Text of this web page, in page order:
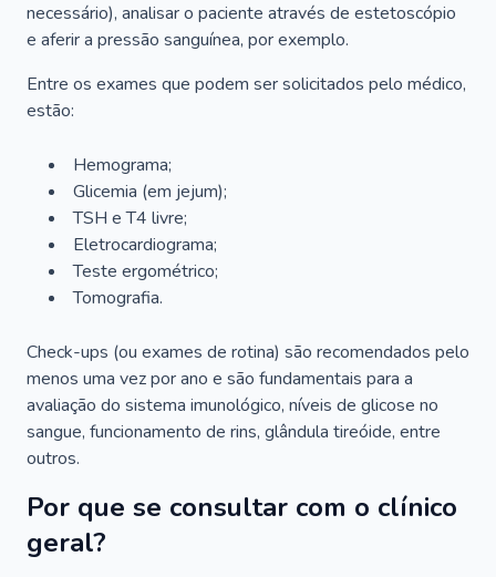
necessário), analisar o paciente através de estetoscópio
e aferir a pressão sanguínea, por exemplo.
Entre os exames que podem ser solicitados pelo médico,
estão:
Hemograma;
Glicemia (em jejum);
TSH e T4 livre;
Eletrocardiograma;
Teste ergométrico;
Tomografia.
Check-ups (ou exames de rotina) são recomendados pelo
menos uma vez por ano e são fundamentais para a
avaliação do sistema imunológico, níveis de glicose no
sangue, funcionamento de rins, glândula tireóide, entre
outros.
Por que se consultar com o clínico
geral?